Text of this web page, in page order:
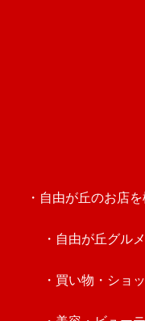
・自由が丘のお店
・自由が丘グルメ
・買い物・ショ